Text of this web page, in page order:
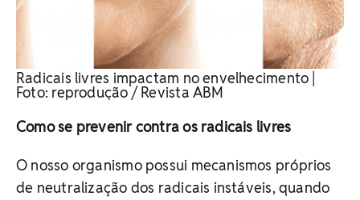
Radicais livres impactam no envelhecimento |
Foto: reprodução / Revista ABM
Como se prevenir contra os radicais livres
O nosso organismo possui mecanismos próprios
de neutralização dos radicais instáveis, quando